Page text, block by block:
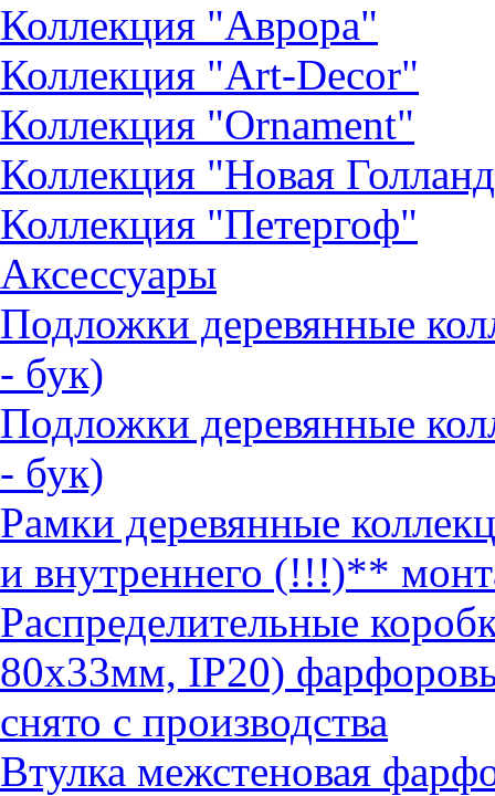
Коллекция "Аврора"
Коллекция "Art-Decor"
Коллекция "Ornament"
Коллекция "Новая
Коллекция "Петергоф"
Аксессуары
Подложки деревянные
- бук)
Подложки деревянные
- бук)
Рамки деревянные
и внутреннего (!!!)**
Распределительные
80х33мм, IP20)
снято с производства
Втулка межстеновая